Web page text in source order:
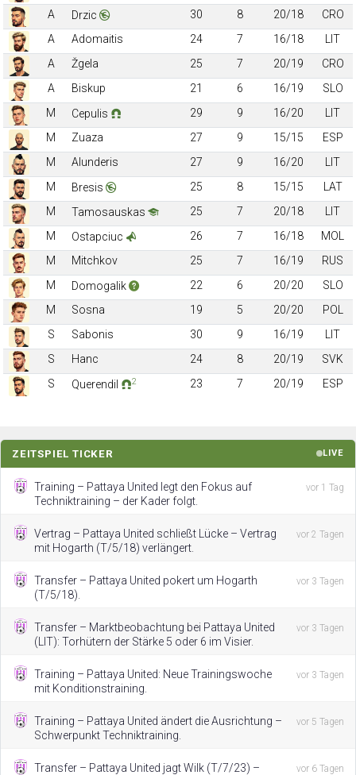
A
Drzic 30 8 20/18
CRO
A
Adomaitis 24 7 16/18
LIT
A
Žgela 25 7 20/19
CRO
A
Biskup 21 6 16/19
SLO
M
Cepulis 29 9 16/20
LIT
M
Zuaza 27 9 15/15
ESP
M
Alunderis 27 9 16/20
LIT
M
Bresis 25 8 15/15
LAT
M
Tamosauskas 25 7 20/18
LIT
M
Ostapciuc 26 7 16/18
MOL
M
Mitchkov 25 7 16/19
RUS
M
Domogalik 22 6 20/20
SLO
M
Sosna 19 5 20/20
POL
S
Sabonis 30 9 16/19
LIT
S
Hanc 24 8 20/19
SVK
S
Querendil 2 23 7 20/19 ESP
ZEITSPIEL TICKER LIVE
Training – Pattaya United legt den Fokus auf
Techniktraining – der Kader folgt.
vor 1 Tag
Vertrag – Pattaya United schließt Lücke – Vertrag
mit Hogarth (T/5/18) verlängert.
vor 2 Tagen
Transfer – Pattaya United pokert um Hogarth
(T/5/18).
vor 3 Tagen
Transfer – Marktbeobachtung bei Pattaya United
(LIT): Torhütern der Stärke 5 oder 6 im Visier.
vor 3 Tagen
Training – Pattaya United: Neue Trainingswoche
mit Konditionstraining.
vor 3 Tagen
Training – Pattaya United ändert die Ausrichtung –
Schwerpunkt Techniktraining.
vor 5 Tagen
Transfer – Pattaya United jagt Wilk (T/7/23) –
vor 6 Tagen